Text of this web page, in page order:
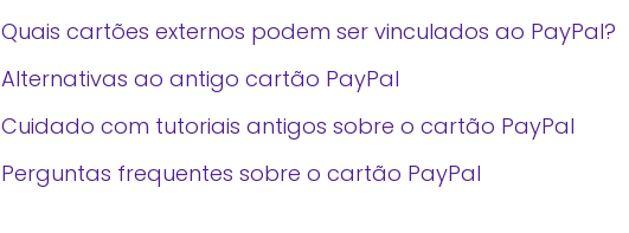
Quais cartões externos podem ser vinculados ao PayPal?
Alternativas ao antigo cartão PayPal
Cuidado com tutoriais antigos sobre o cartão PayPal
Perguntas frequentes sobre o cartão PayPal